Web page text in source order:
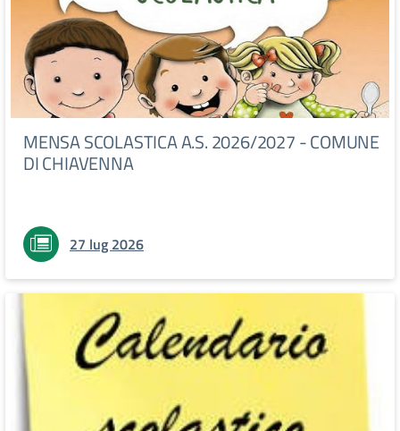
MENSA SCOLASTICA A.S. 2026/2027 - COMUNE
DI CHIAVENNA
27 lug 2026